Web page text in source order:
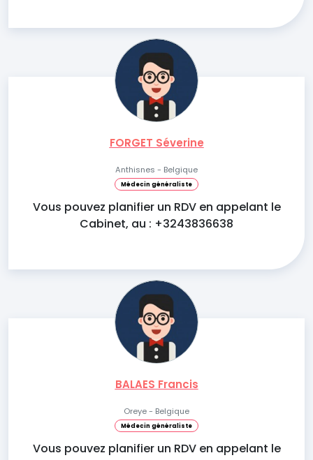
FORGET Séverine
Anthisnes - Belgique
Médecin généraliste
Vous pouvez planifier un RDV en appelant le
Cabinet, au : +3243836638
BALAES Francis
Oreye - Belgique
Médecin généraliste
Vous pouvez planifier un RDV en appelant le